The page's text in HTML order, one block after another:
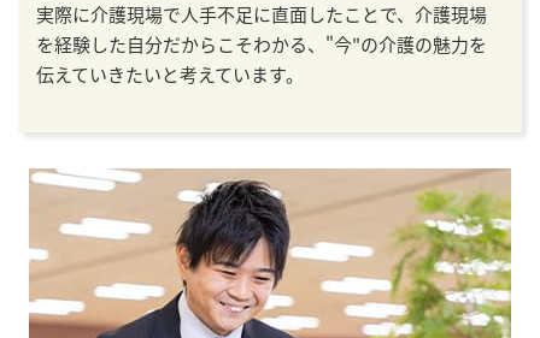
実際に介護現場で人手不足に直面したことで、介護現場
を経験した自分だからこそわかる、"今"の介護の魅力を
伝えていきたいと考えています。